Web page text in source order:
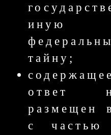
иную
тайну;
ответ
размещен
с